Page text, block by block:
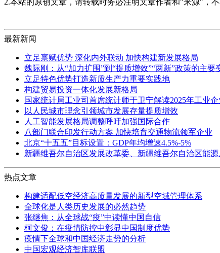
最新新闻
立足禀赋优势 深化内外联动 加快构建新发展格局
魏际刚：从“加力扩围”到“提质增效”“两新”政策的主要
立足特色优势打造新质生产力重要实践地
构建贸易投资一体化发展新格局
国家统计局工业司首席统计师于卫宁解读2025年工业
以人民城市理念引领城市发展存量提质增效
人工智能发展格局调整呼吁加强国际合作
八部门联合印发行动方案 加快培育交通物流领军企业
北京“十五五”目标设置：GDP年均增速4.5%-5%
新疆维吾尔自治区发展改革委、新疆维吾尔自治区能
热点文章
构建适配低空经济高质量发展的新型空域管理体系
全球化是人类历史发展的必然趋势
张继焦：从全球战“疫”中读懂中国自信
柯文俊：在疫情防控中彰显中国制度优势
疫情下全球和中国经济走势的分析
中国宏观经济智库联盟